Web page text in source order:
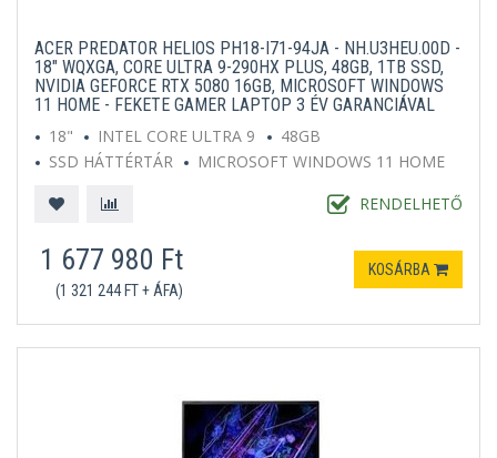
ACER PREDATOR HELIOS PH18-I71-94JA - NH.U3HEU.00D -
18" WQXGA, CORE ULTRA 9-290HX PLUS, 48GB, 1TB SSD,
NVIDIA GEFORCE RTX 5080 16GB, MICROSOFT WINDOWS
11 HOME - FEKETE GAMER LAPTOP 3 ÉV GARANCIÁVAL
18"
INTEL CORE ULTRA 9
48GB
SSD HÁTTÉRTÁR
MICROSOFT WINDOWS 11 HOME
RENDELHETŐ
1 677 980 Ft
(1 321 244 FT + ÁFA)
KOSÁRBA